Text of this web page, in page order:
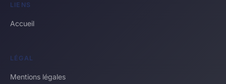
LIENS
Accueil
LÉGAL
Mentions légales